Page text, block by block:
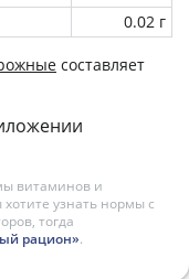
0.02 г
составляет
витаминов и
узнать нормы с
тогда
рацион».